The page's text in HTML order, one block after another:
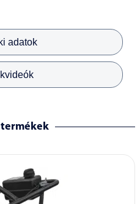
adatok
termékek